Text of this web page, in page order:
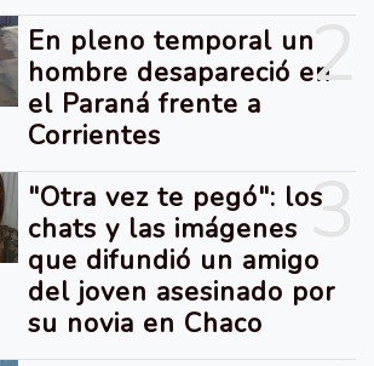
2
En pleno temporal un
hombre desapareció en
el Paraná frente a
Corrientes
3
"Otra vez te pegó": los
chats y las imágenes
que difundió un amigo
del joven asesinado por
su novia en Chaco